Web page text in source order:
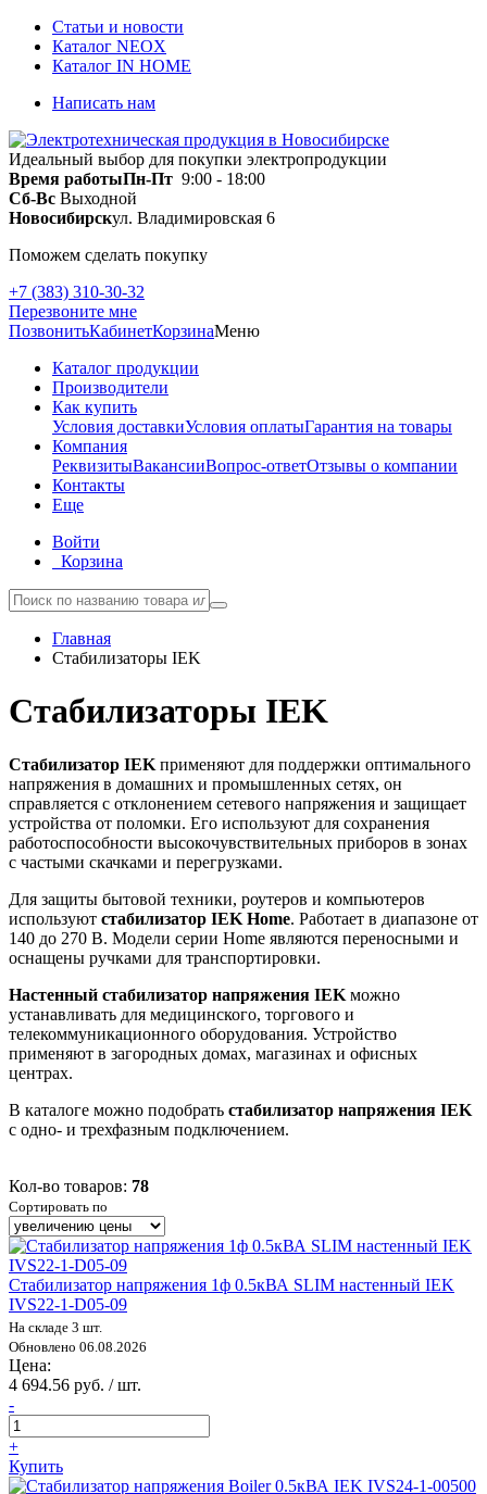
Статьи и новости
Каталог NEOX
Каталог IN HOME
Написать нам
Идеальный выбор для покупки электропродукции
Время работыПн-Пт 9:00 - 18:00
Сб-Вс Выходной
Новосибирскул. Владимировская 6
Поможем сделать покупку
+7 (383) 310-30-32
Перезвоните мне
ПозвонитьКабинетКорзинаМеню
Каталог продукции
Производители
Как купить
Условия доставкиУсловия оплатыГарантия на товары
Компания
РеквизитыВакансииВопрос-ответОтзывы о компании
Контакты
Еще
Войти
Корзина
Главная
Стабилизаторы IEK
Стабилизаторы IEK
Стабилизатор IEK применяют для поддержки оптимального
напряжения в домашних и промышленных сетях, он
справляется с отклонением сетевого напряжения и защищает
устройства от поломки. Его используют для сохранения
работоспособности высокочувствительных приборов в зонах
с частыми скачками и перегрузками.
Для защиты бытовой техники, роутеров и компьютеров
используют стабилизатор IEK Home. Работает в диапазоне от
140 до 270 В. Модели серии Home являются переносными и
оснащены ручками для транспортировки.
Настенный стабилизатор напряжения IEK можно
устанавливать для медицинского, торгового и
телекоммуникационного оборудования. Устройство
применяют в загородных домах, магазинах и офисных
центрах.
В каталоге можно подобрать стабилизатор напряжения IEK
с одно- и трехфазным подключением.
Кол-во товаров: 78
Сортировать по
Стабилизатор напряжения 1ф 0.5кВА SLIM настенный IEK
IVS22-1-D05-09
На складе 3 шт.
Обновлено 06.08.2026
Цена:
4 694.56 руб. / шт.
-
+
Купить